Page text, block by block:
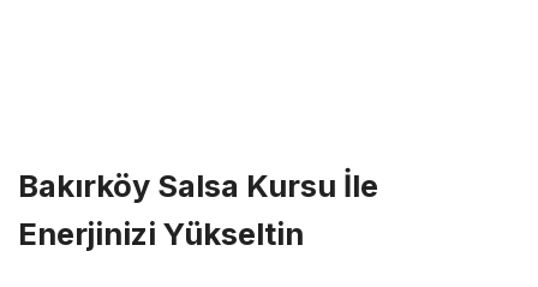
Bakırköy Salsa Kursu İle
Enerjinizi Yükseltin